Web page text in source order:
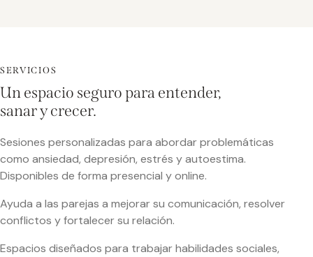
SERVICIOS
Un espacio seguro para entender,
sanar y crecer.
Sesiones personalizadas para abordar problemáticas
como ansiedad, depresión, estrés y autoestima.
Disponibles de forma presencial y online.
Ayuda a las parejas a mejorar su comunicación, resolver
conflictos y fortalecer su relación.
Espacios diseñados para trabajar habilidades sociales,